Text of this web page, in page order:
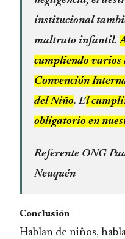
institucional
maltrato infantil.
cumpliendo varios
Convención
del Niño. El
obligatorio en
Referente ONG
Neuquén
Conclusión
Hablan de niños,